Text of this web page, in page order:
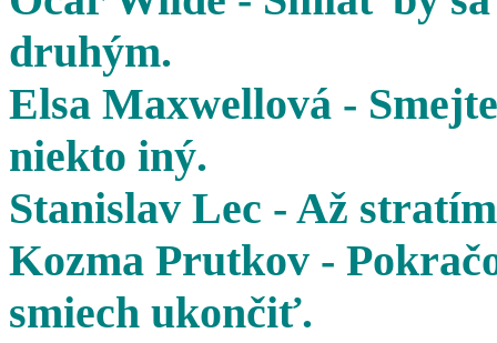
druhým.
Elsa Maxwellová -
niekto iný.
Stanislav Lec - Až
Kozma Prutkov -
smiech ukončiť.